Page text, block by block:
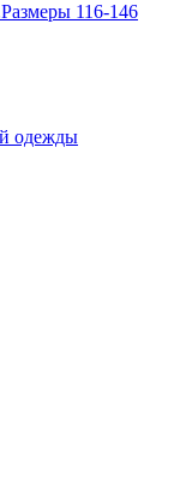
116-146